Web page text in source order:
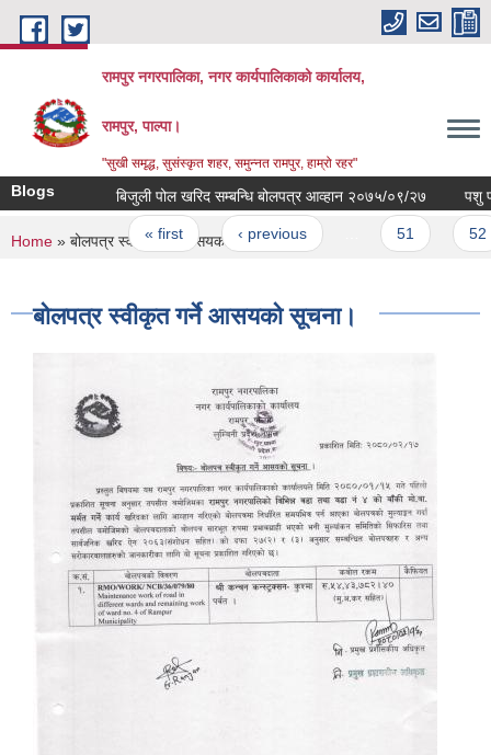
Skip to main content
रामपुर नगरपालिका, नगर कार्यपालिकाको कार्यालय,
रामपुर, पाल्पा।
"सुखी समृद्ध, सुसंस्कृत शहर, समुन्नत रामपुर, हाम्रो रहर"
Blogs बिजुली पोल खरिद सम्बन्धि बोलपत्र आव्हान २०७५/०९/२७ पशु फर्म
Pages
« first ‹ previous
You are here
Home » बोलपत्र स्वीकृत गर्ने आसयको सूचना।
बोलपत्र स्वीकृत गर्ने आसयको सूचना।